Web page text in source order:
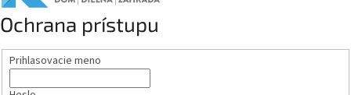
Ochrana prístupu
Prihlasovacie meno